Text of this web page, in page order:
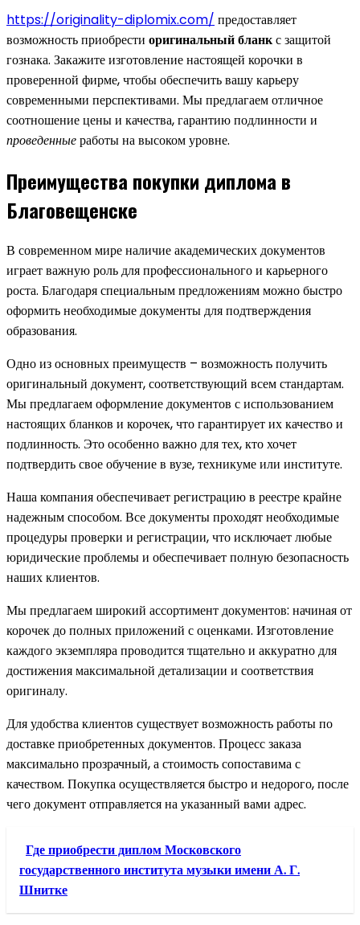
https://originality-diplomix.com/ предоставляет
возможность приобрести оригинальный бланкс защитой
гознака. Закажите изготовление настоящей корочки в
проверенной фирме, чтобы обеспечить вашу карьеру
современными перспективами. Мы предлагаем отличное
соотношение цены и качества, гарантию подлинности и
проведенныеработы на высоком уровне.
Преимущества покупки диплома в
Благовещенске
В современном мире наличие академических документов
играет важную роль для профессионального и карьерного
роста. Благодаря специальным предложениям можно быстро
оформить необходимые документы для подтверждения
образования.
Одно из основных преимуществ – возможность получить
оригинальный документ, соответствующий всем стандартам.
Мы предлагаем оформление документов с использованием
настоящих бланков и корочек, что гарантирует их качество и
подлинность. Это особенно важно для тех, кто хочет
подтвердить свое обучение в вузе, техникуме или институте.
Наша компания обеспечивает регистрацию в реестре крайне
надежным способом. Все документы проходят необходимые
процедуры проверки и регистрации, что исключает любые
юридические проблемы и обеспечивает полную безопасность
наших клиентов.
Мы предлагаем широкий ассортимент документов: начиная от
корочек до полных приложений с оценками. Изготовление
каждого экземпляра проводится тщательно и аккуратно для
достижения максимальной детализации и соответствия
оригиналу.
Для удобства клиентов существует возможность работы по
доставке приобретенных документов. Процесс заказа
максимально прозрачный, а стоимость сопоставима с
качеством. Покупка осуществляется быстро и недорого, после
чего документ отправляется на указанный вами адрес.
Где приобрести диплом Московского
государственного института музыки имени А. Г.
Шнитке